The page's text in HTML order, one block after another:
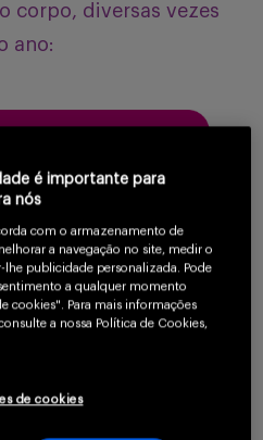
corpo, diversas vezes
ano:
é importante para
nós
com o armazenamento de
a navegação no site, medir o
lhe publicidade personalizada. Pode
a qualquer momento
cookies". Para mais informações
a nossa Política de Cookies,
de cookies